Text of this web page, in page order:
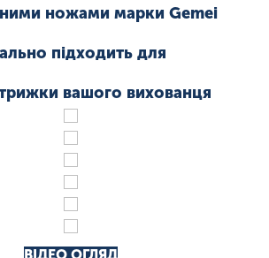
ножами марки Gemei
підходить для
вашого вихованця